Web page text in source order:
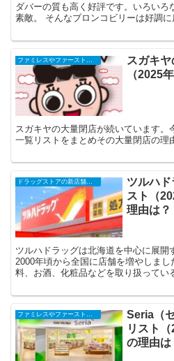
ダバーの質も高く好評です。いろいろ
素敵。 そんなブロンコビリーは好調
スガキ
（2025
スガキヤの大量閉店が続いています
一覧リストをまとめその大量閉店の理
ツルハド
スト（
理由は？
ツルハドラッグは北海道を中心に展開
2000年頃から全国に店舗を増やしま
料、お酒、化粧品などを取り扱ってい
ファミレスやファーストフード、コンビニ、スーパーなどの閉店店舗一覧（2025年）
Seria（
リスト
の理由は